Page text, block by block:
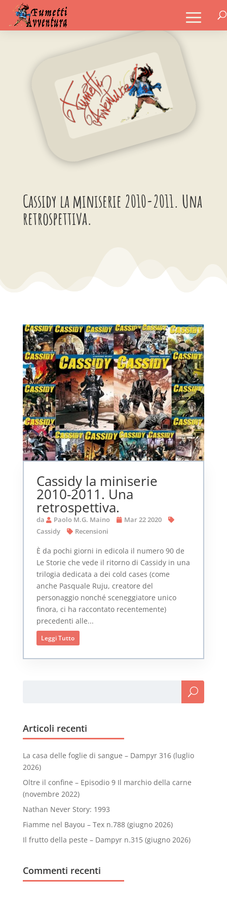
Cassidy la miniserie 2010-2011. Una
retrospettiva.
Cassidy la miniserie
2010-2011. Una
retrospettiva.
da Paolo M.G. Maino
Mar 22 2020
Cassidy
Recensioni
È da pochi giorni in edicola il numero 90 de
Le Storie che vede il ritorno di Cassidy in una
trilogia dedicata a dei cold cases (come
anche Pasquale Ruju, creatore del
personaggio nonché sceneggiatore unico
finora, ci ha raccontato recentemente)
precedenti alle...
Leggi Tutto
Articoli recenti
La casa delle foglie di sangue – Dampyr 316 (luglio
2026)
Oltre il confine – Episodio 9 Il marchio della carne
(novembre 2022)
Nathan Never Story: 1993
Fiamme nel Bayou – Tex n.788 (giugno 2026)
Il frutto della peste – Dampyr n.315 (giugno 2026)
Commenti recenti